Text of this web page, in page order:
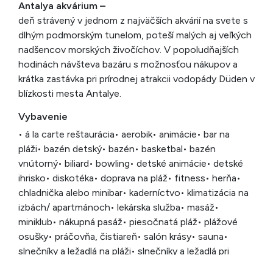
Antalya akvárium –
deň strávený v jednom z najväčších ak­várií na svete s
dlhým podmorským tunelom, poteší malých aj veľkých
nadšencov morských živočíchov. V popoludňaj­ších
hodinách návšteva bazáru s možnosťou nákupov a
krát­ka zastávka pri prírodnej atrakcii vodopády Düden v
blízkosti mesta Antalye.
Vybavenie
• á la carte reštaurácia• aerobik• animácie• bar na
pláži• bazén detský• bazén• basketbal• bazén
vnútorný• biliard• bowling• detské animácie• detské
ihrisko• diskotéka• doprava na pláž• fitness• herňa•
chladnička alebo minibar• kaderníctvo• klimatizácia na
izbách/ apartmánoch• lekárska služba• masáž•
miniklub• nákupná pasáž• piesočnatá pláž• plážové
osušky• práčovňa, čistiareň• salón krásy• sauna•
slnečníky a ležadlá na pláži• slnečníky a ležadlá pri